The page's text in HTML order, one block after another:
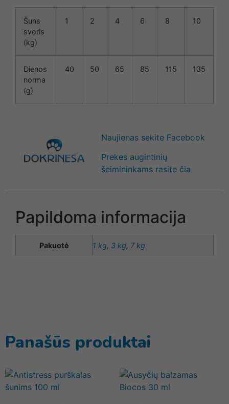
Šuns
svoris
(kg)
1 2 4 6 8 10
Dienos
norma
(g)
40 50 65 85 115 135
Naujienas sekite Facebook
Prekes augintinių
šeimininkams rasite čia
Papildoma informacija
Pakuotė 1 kg, 3 kg, 7 kg
Panašūs produktai